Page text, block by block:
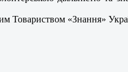
Товариством «Знання»